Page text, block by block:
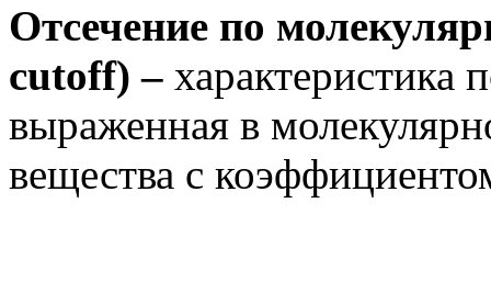
Отсечение по
cutoff) – характеристика
выраженная в
вещества с